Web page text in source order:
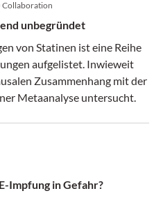
Collaboration
unbegründet
von Statinen ist eine Reihe
aufgelistet. Inwieweit
Zusammenhang mit der
Metaanalyse untersucht.
Impfung in Gefahr?